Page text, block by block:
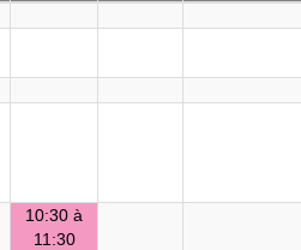
10:30 à
11:30